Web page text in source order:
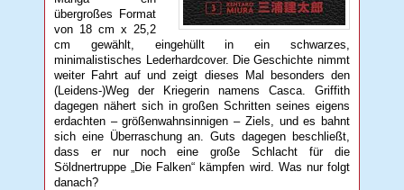
übergroßes Format
von 18 cm x 25,2
cm gewählt, eingehüllt in ein schwarzes,
minimalistisches Lederhardcover. Die Geschichte nimmt
weiter Fahrt auf und zeigt dieses Mal besonders den
(Leidens-)Weg der Kriegerin namens Casca. Griffith
dagegen nähert sich in großen Schritten seines eigens
erdachten – größenwahnsinnigen – Ziels, und es bahnt
sich eine Überraschung an. Guts dagegen beschließt,
dass er nur noch eine große Schlacht für die
Söldnertruppe „Die Falken“ kämpfen wird. Was nur folgt
danach?